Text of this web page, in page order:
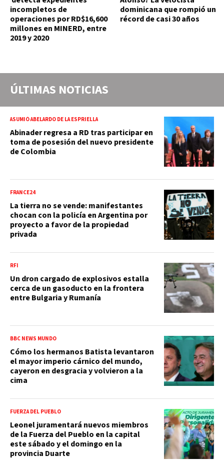
incompletos de
operaciones por RD$16,600
millones en MINERD, entre
2019 y 2020
dominicana que rompió un
récord de casi 30 años
ÚLTIMAS NOTICIAS
ASUMIÓ ABELARDO DE LA ESPRIELLA
Abinader regresa a RD tras participar en
toma de posesión del nuevo presidente
de Colombia
FRANCE24
La tierra no se vende: manifestantes
chocan con la policía en Argentina por
proyecto a favor de la propiedad
privada
RFI
Un dron cargado de explosivos estalla
cerca de un gasoducto en la frontera
entre Bulgaria y Rumanía
BBC NEWS MUNDO
Cómo los hermanos Batista levantaron
el mayor imperio cárnico del mundo,
cayeron en desgracia y volvieron a la
cima
FUERZA DEL PUEBLO
Leonel juramentará nuevos miembros
de la Fuerza del Pueblo en la capital
este sábado y el domingo en la
provincia Duarte